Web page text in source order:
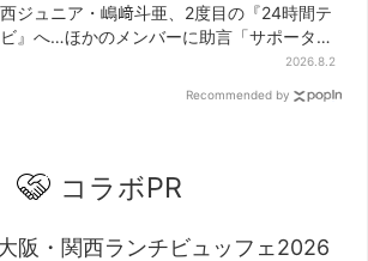
ジュニア・嶋﨑斗亜、2度目の『24時間テ
』へ…ほかのメンバーに助言「サポーター
2026.8.2
Recommended by
コラボPR
阪・関西ランチビュッフェ2026